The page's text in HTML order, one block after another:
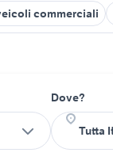
commerciali
Dove?